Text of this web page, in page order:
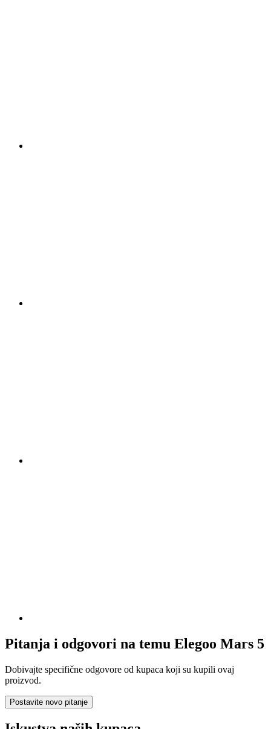
Pitanja i odgovori na temu Elegoo Mars 5
Dobivajte specifične odgovore od kupaca koji su kupili ovaj
proizvod.
Postavite novo pitanje